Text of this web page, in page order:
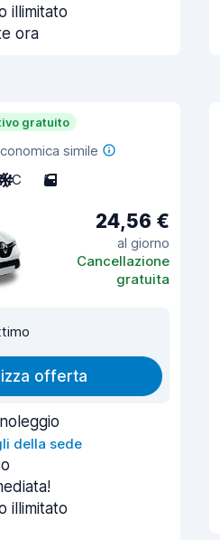
illimitato
ora
gratuito
simile
C 5
24,56 €
al giorno
Cancellazione
gratuita
offerta
della sede
illimitato